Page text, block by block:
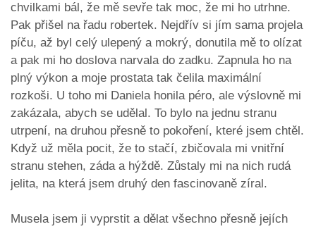
chvilkami bál, že mě sevře tak moc, že mi ho utrhne.
Pak přišel na řadu robertek. Nejdřív si jím sama projela
píču, až byl celý ulepený a mokrý, donutila mě to olízat
a pak mi ho doslova narvala do zadku. Zapnula ho na
plný výkon a moje prostata tak čelila maximální
rozkoši. U toho mi Daniela honila péro, ale výslovně mi
zakázala, abych se udělal. To bylo na jednu stranu
utrpení, na druhou přesně to pokoření, které jsem chtěl.
Když už měla pocit, že to stačí, zbičovala mi vnitřní
stranu stehen, záda a hýždě. Zůstaly mi na nich rudá
jelita, na která jsem druhý den fascinovaně zíral.
Musela jsem ji vyprstit a dělat všechno přesně jejích